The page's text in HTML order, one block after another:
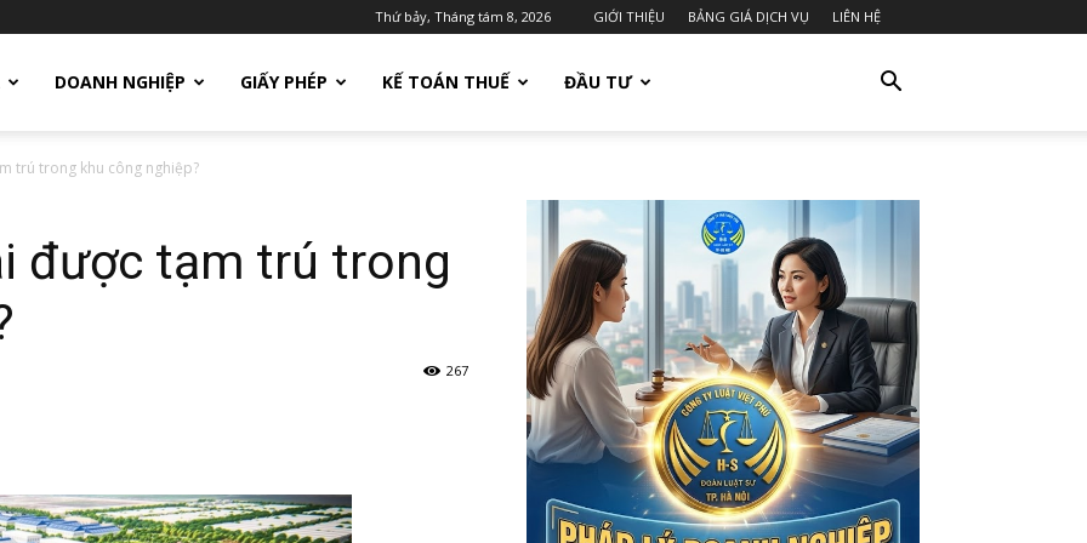
Thứ bảy, Tháng tám 8, 2026 GIỚI THIỆU BẢNG GIÁ DỊCH VỤ LIÊN HỆ
DOANH NGHIỆP GIẤY PHÉP KẾ TOÁN THUẾ ĐẦU TƯ
trú trong khu công nghiệp?
được tạm trú trong
267